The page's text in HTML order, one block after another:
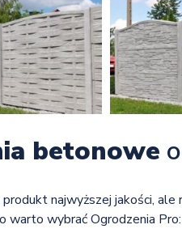
betonowe
najwyższej jakości, ale
warto wybrać Ogrodzenia Pro: